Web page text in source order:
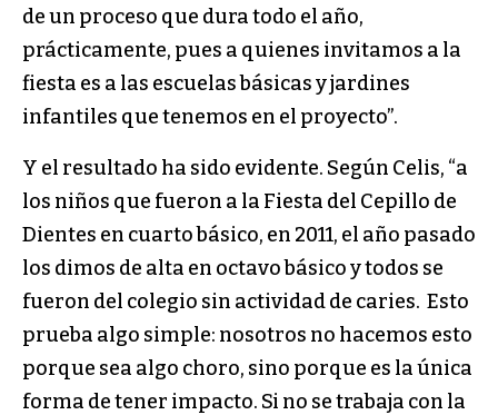
de un proceso que dura todo el año,
prácticamente, pues a quienes invitamos a la
fiesta es a las escuelas básicas y jardines
infantiles que tenemos en el proyecto”.
Y el resultado ha sido evidente. Según Celis, “a
los niños que fueron a la Fiesta del Cepillo de
Dientes en cuarto básico, en 2011, el año pasado
los dimos de alta en octavo básico y todos se
fueron del colegio sin actividad de caries. Esto
prueba algo simple: nosotros no hacemos esto
porque sea algo choro, sino porque es la única
forma de tener impacto. Si no se trabaja con la